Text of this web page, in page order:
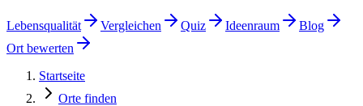
Lebensqualität Vergleichen Quiz Ideenraum
Blog
Ort bewerten
Startseite
Orte finden